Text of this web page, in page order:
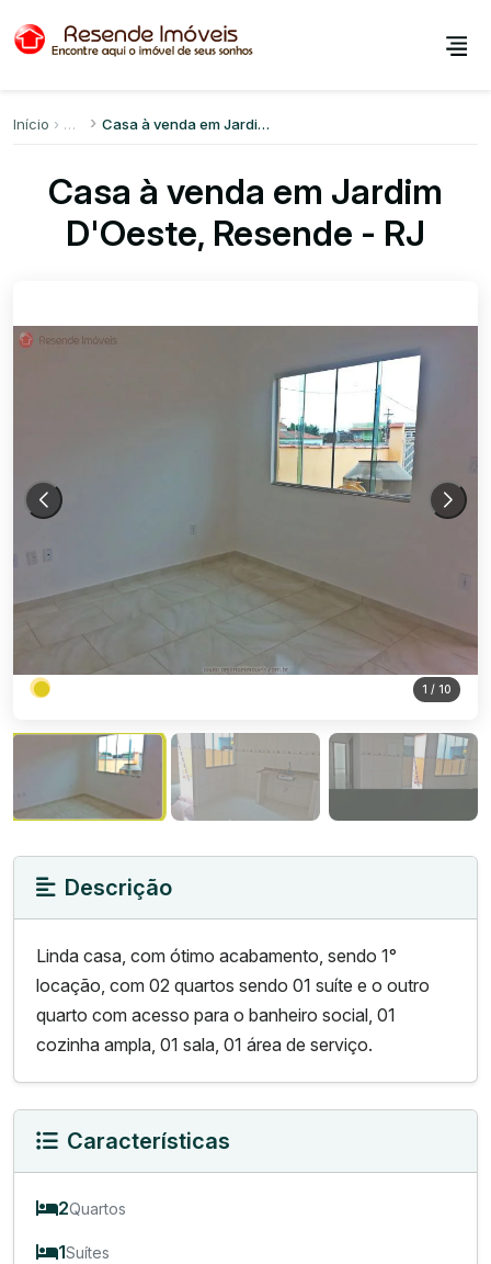
Início Casa à venda em Jardim D'Oeste
Casa à venda em Jardim
D'Oeste, Resende - RJ
1 / 10
Descrição
Linda casa, com ótimo acabamento, sendo 1°
locação, com 02 quartos sendo 01 suíte e o outro
quarto com acesso para o banheiro social, 01
cozinha ampla, 01 sala, 01 área de serviço.
Características
2Quartos
1Suítes